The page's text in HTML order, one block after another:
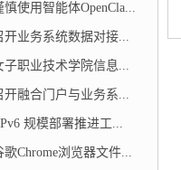
慎使用智能体OpenCla...
开业务系统数据对接...
子职业技术学院信息...
开融合门户与业务系...
规模部署推进工...
歌Chrome浏览器文件...